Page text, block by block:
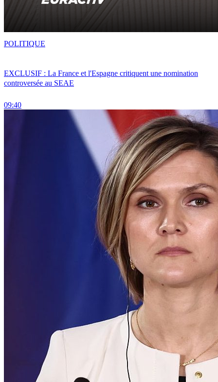
EXCLUSIF : La France et l'Espagne critiquent une nomination
controversée au SEAE
09:40
POLITIQUE